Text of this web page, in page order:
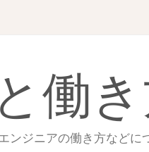
働
ンジニアの働き方などに